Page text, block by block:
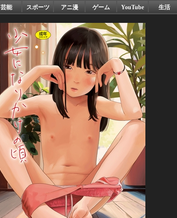
芸能 スポーツ アニ漫 ゲーム YouTube 生活